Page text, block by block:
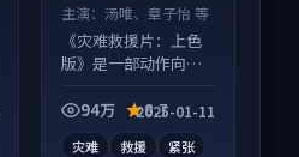
主演： 汤唯、章子怡 等
《灾难救援片：上色
版》是一部动作向电
全，观感爽快不拖
94万 8.7
2025-01-11
灾难 救援 紧张